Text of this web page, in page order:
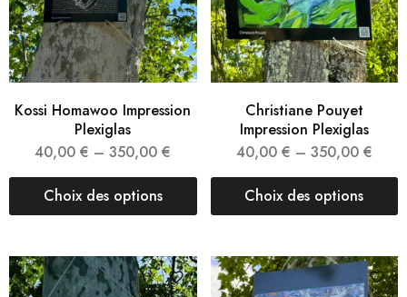
Kossi Homawoo Impression
Plexiglas
40,00€ –350,00€
Choix des options
Christiane Pouyet
Impression Plexiglas
40,00 € – 350,00 €
Choix des options